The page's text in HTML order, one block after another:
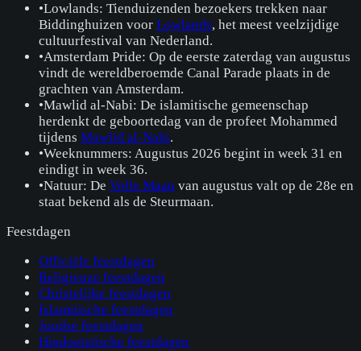
•Lowlands: Tienduizenden bezoekers trekken naar
Biddinghuizen voor Lowlands, het meest veelzijdige
cultuurfestival van Nederland.
•Amsterdam Pride: Op de eerste zaterdag van augustus
vindt de wereldberoemde Canal Parade plaats in de
grachten van Amsterdam.
•Mawlid al-Nabi: De islamitische gemeenschap
herdenkt de geboortedag van de profeet Mohammed
tijdens Mawlid al-Nabi.
•Weeknummers: Augustus 2026 begint in week 31 en
eindigt in week 36.
•Natuur: De Volle Maan van augustus valt op de 28e en
staat bekend als de Steurmaan.
Feestdagen
Officiële feestdagen
Religieuze feestdagen
Christelijke feestdagen
Islamitische feestdagen
Joodse feestdagen
Hindoeïstische feestdagen